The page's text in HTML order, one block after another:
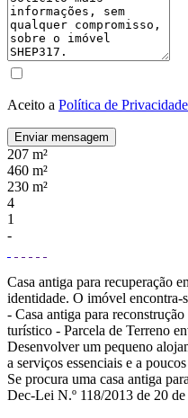
Aceito a Política de
Enviar mensagem
207 m²
460 m²
230 m²
4
1
-
Casa antiga para recuperação
identidade. O imóvel encontra-
- Casa antiga para
turístico - Parcela de Terreno
Desenvolver um pequeno
a serviços essenciais e a
Se procura uma casa antiga
Dec-Lei N.º 118/2013 de 20